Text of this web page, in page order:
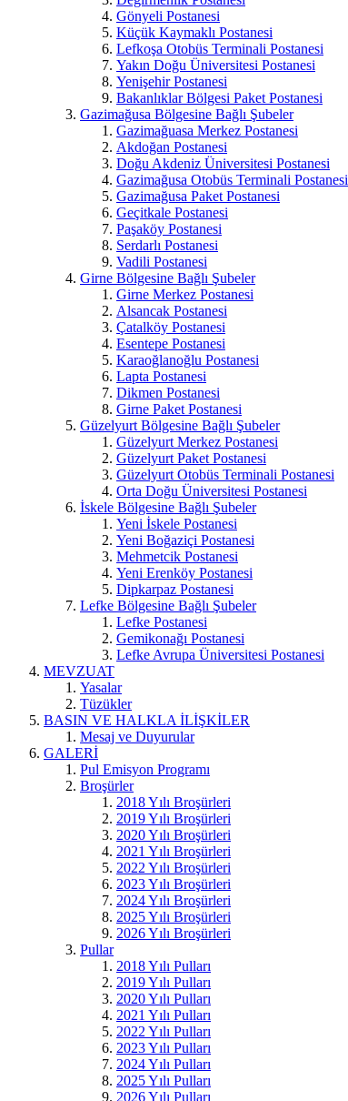
Gönyeli Postanesi
Küçük Kaymaklı Postanesi
Lefkoşa Otobüs Terminali Postanesi
Yakın Doğu Üniversitesi Postanesi
Yenişehir Postanesi
Bakanlıklar Bölgesi Paket Postanesi
Gazimağusa Bölgesine Bağlı Şubeler
Gazimağuasa Merkez Postanesi
Akdoğan Postanesi
Doğu Akdeniz Üniversitesi Postanesi
Gazimağusa Otobüs Terminali Postanesi
Gazimağusa Paket Postanesi
Geçitkale Postanesi
Paşaköy Postanesi
Serdarlı Postanesi
Vadili Postanesi
Girne Bölgesine Bağlı Şubeler
Girne Merkez Postanesi
Alsancak Postanesi
Çatalköy Postanesi
Esentepe Postanesi
Karaoğlanoğlu Postanesi
Lapta Postanesi
Dikmen Postanesi
Girne Paket Postanesi
Güzelyurt Bölgesine Bağlı Şubeler
Güzelyurt Merkez Postanesi
Güzelyurt Paket Postanesi
Güzelyurt Otobüs Terminali Postanesi
Orta Doğu Üniversitesi Postanesi
İskele Bölgesine Bağlı Şubeler
Yeni İskele Postanesi
Yeni Boğaziçi Postanesi
Mehmetcik Postanesi
Yeni Erenköy Postanesi
Dipkarpaz Postanesi
Lefke Bölgesine Bağlı Şubeler
Lefke Postanesi
Gemikonağı Postanesi
Lefke Avrupa Üniversitesi Postanesi
MEVZUAT
Yasalar
Tüzükler
BASIN VE HALKLA İLİŞKİLER
Mesaj ve Duyurular
GALERİ
Pul Emisyon Programı
Broşürler
2018 Yılı Broşürleri
2019 Yılı Broşürleri
2020 Yılı Broşürleri
2021 Yılı Broşürleri
2022 Yılı Broşürleri
2023 Yılı Broşürleri
2024 Yılı Broşürleri
2025 Yılı Broşürleri
2026 Yılı Broşürleri
Pullar
2018 Yılı Pulları
2019 Yılı Pulları
2020 Yılı Pulları
2021 Yılı Pulları
2022 Yılı Pulları
2023 Yılı Pulları
2024 Yılı Pulları
2025 Yılı Pulları
2026 Yılı Pulları